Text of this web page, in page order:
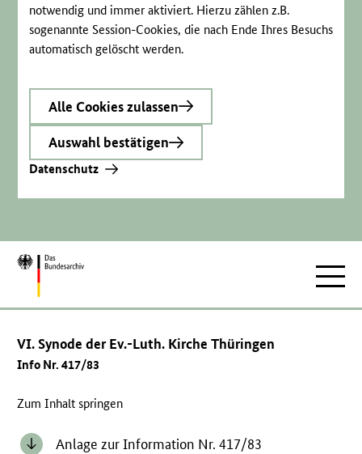
notwendig und immer aktiviert. Hierzu zählen z.B.
sogenannte Session-Cookies, die nach Ende Ihres Besuchs
automatisch gelöscht werden.
Alle Cookies zulassen
Auswahl bestätigen
Datenschutz
Zur
VI. Synode der Ev.-Luth. Kirche Thüringen
Info Nr. 417/83
Zum Inhalt springen
Anlage zur Information Nr. 417/83